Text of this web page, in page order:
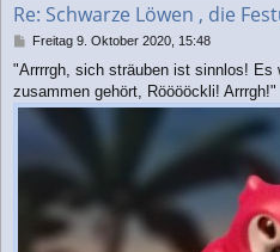
Re: Schwarze Löwen , die
B
i
t
r
Freitag 9. Oktober 2020, 15:48
"Arrrrgh, sich sträuben ist sinnlos! Es
zusammen gehört, Rööööckli! Arrrgh!"